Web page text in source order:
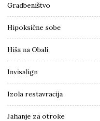
Gradbeništvo
Hipoksične sobe
Hiša na Obali
Invisalign
Izola restavracija
Jahanje za otroke